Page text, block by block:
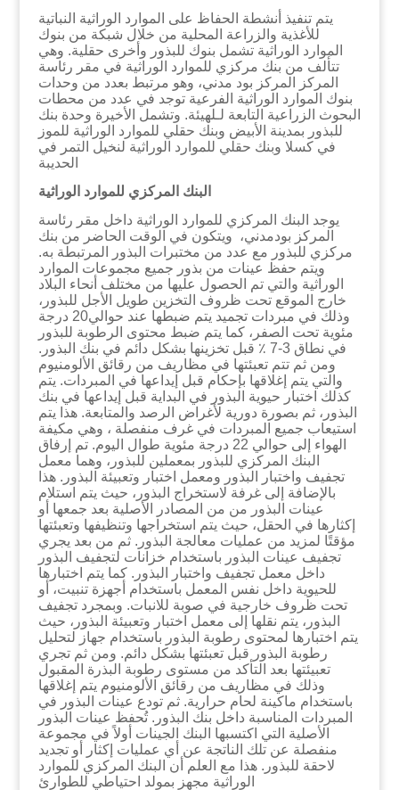
يتم تنفيذ أنشطة الحفاظ على الموارد الوراثية النباتية
للأغذية والزراعة المحلية من خلال شبكة من بنوك
الموارد الوراثية تشمل بنوك للبذور وأخرى حقلية. وهي
تتألف من بنك مركزي للموارد الوراثية في مقر رئاسة
المركز المركز بود مدني، وهو مرتبط بعدد من وحدات
بنوك الموارد الوراثية الفرعية توجد في عدد من محطات
البحوث الزراعية التابعة لـلهيئة. وتشمل الأخيرة وحدة بنك
للبذور بمدينة الأبيض وبنك حقلي للموارد الوراثية للموز
في كسلا وبنك حقلي للموارد الوراثية لنخيل التمر في
الحديبة
البنك المركزي للموارد الوراثية
يوجد البنك المركزي للموارد الوراثية داخل مقر رئاسة
المركز بودمدني، ويتكون في الوقت الحاضر من بنك
مركزي للبذور مع عدد من مختبرات البذور المرتبطة به.
ويتم حفظ عينات من بذور جميع مجموعات الموارد
الوراثية والتي تم الحصول عليها من مختلف أنحاء البلاد
خارج الموقع تحت ظروف التخزين طويل الأجل للبذور،
وذلك في مبردات تجميد يتم ضبطها عند حوالي20 درجة
مئوية تحت الصفر، كما يتم ضبط محتوى الرطوبة للبذور
في نطاق 3-7 ٪ قبل تخزينها بشكل دائم في بنك البذور.
ومن ثم تتم تعبئتها في مظاريف من رقائق الألومنيوم
والتي يتم إغلاقها بإحكام قبل إيداعها في المبردات. يتم
كذلك اختبار حيوية البذور في البداية قبل إيداعها في بنك
البذور، ثم بصورة دورية لأغراض الرصد والمتابعة. هذا يتم
استيعاب جميع المبردات في غرف منفصلة ، وهي مكيفة
الهواء إلى حوالي 22 درجة مئوية طوال اليوم.
تم إرفاق
البنك المركزي للبذور بمعملين للبذور، وهما معمل
تجفيف واختبار البذور ومعمل اختبار وتعبيئة البذور. هذا
بالإضافة إلى غرفة لاستخراج البذور، حيث يتم استلام
عينات البذور من من المصادر الأصلية بعد جمعها أو
إكثارها في الحقل، حيث يتم استخراجها وتنظيفها وتعبئتها
مؤقتًا لمزيد من عمليات معالجة البذور. ثم من بعد يجري
تجفيف عينات البذور باستخدام خزانات لتجفيف البذور
داخل معمل تجفيف واختبار البذور. كما يتم اختبارها
للحيوية داخل نفس المعمل باستخدام أجهزة تنبيت، أو
تحت ظروف خارجية في صوبة للانبات. وبمجرد تجفيف
البذور، يتم نقلها إلى معمل اختبار وتعبيئة البذور، حيث
يتم اختبارها لمحتوى رطوبة البذور باستخدام جهاز لتحليل
رطوبة البذور قبل تعبئتها بشكل دائم. ومن ثم تجري
تعبيئتها بعد التأكد من مستوى رطوبة البذرة المقبول
وذلك في مظاريف من رقائق الألومنيوم يتم إغلاقها
باستخدام ماكينة لحام حرارية. ثم تودع عينات البذور في
المبردات المناسبة داخل بنك البذور. تُحفظ عينات البذور
الأصلية التي اكتسبها البنك الجينات أولاً في مجموعة
منفصلة عن تلك الناتجة عن أي عمليات إكثار أو تجديد
لاحقة للبذور. هذا مع العلم أن البنك المركزي للموارد
الوراثية مجهز بمولد احتياطي للطوارئ